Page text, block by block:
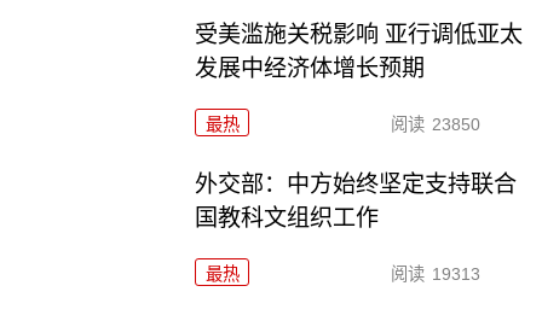
受美滥施关税影响 亚行调低亚太
发展中经济体增长预期
最热 阅读 23850
外交部：中方始终坚定支持联合
国教科文组织工作
最热 阅读 19313